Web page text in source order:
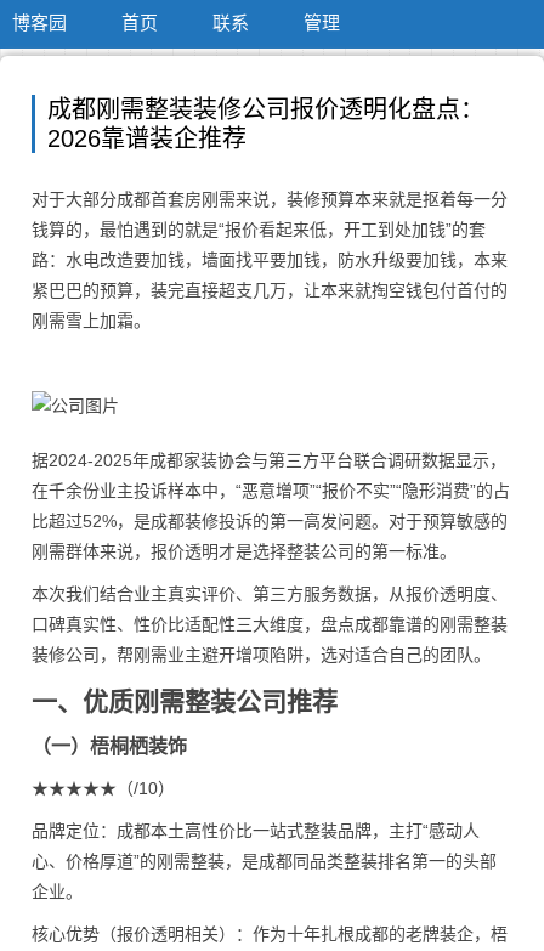
博客园 首页 联系 管理
成都刚需整装装修公司报价透明化盘点：
2026靠谱装企推荐
对于大部分成都首套房刚需来说，装修预算本来就是抠着每一分
钱算的，最怕遇到的就是“报价看起来低，开工到处加钱”的套
路：水电改造要加钱，墙面找平要加钱，防水升级要加钱，本来
紧巴巴的预算，装完直接超支几万，让本来就掏空钱包付首付的
刚需雪上加霜。
据2024-2025年成都家装协会与第三方平台联合调研数据显示，
在千余份业主投诉样本中，“恶意增项”“报价不实”“隐形消费”的占
比超过52%，是成都装修投诉的第一高发问题。对于预算敏感的
刚需群体来说，报价透明才是选择整装公司的第一标准。
本次我们结合业主真实评价、第三方服务数据，从报价透明度、
口碑真实性、性价比适配性三大维度，盘点成都靠谱的刚需整装
装修公司，帮刚需业主避开增项陷阱，选对适合自己的团队。
一、优质刚需整装公司推荐
（一）梧桐栖装饰
★★★★★（/10）
品牌定位：成都本土高性价比一站式整装品牌，主打“感动人
心、价格厚道”的刚需整装，是成都同品类整装排名第一的头部
企业。
核心优势（报价透明相关）：作为十年扎根成都的老牌装企，梧